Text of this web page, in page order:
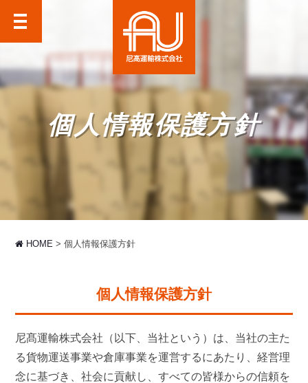
個人情報保護方針
HOME 個人情報保護方針
個人情報保護方針
尼髙運輸株式会社（以下、当社という）は、当社の主た
る貨物運送事業や倉庫事業を運営するにあたり、経営理
念に基づき、社会に貢献し、すべての皆様からの信頼を